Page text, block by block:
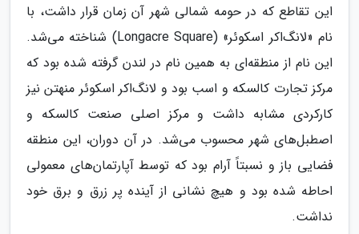
این تقاطع که در حومه شمالی شهر آن زمان قرار داشت، با
نام «لانگ‌اکر اسکوئر» (Longacre Square) شناخته می‌شد.
این نام از منطقه‌ای به همین نام در لندن گرفته شده بود که
مرکز تجارت کالسکه و اسب بود و لانگ‌اکر اسکوئر منهتن نیز
کارکردی مشابه داشت و مرکز اصلی صنعت کالسکه و
اصطبل‌های شهر محسوب می‌شد. در آن دوران، این منطقه
فضایی باز و نسبتاً آرام بود که توسط آپارتمان‌های معمولی
احاطه شده بود و هیچ نشانی از آینده پر زرق و برق خود
نداشت.